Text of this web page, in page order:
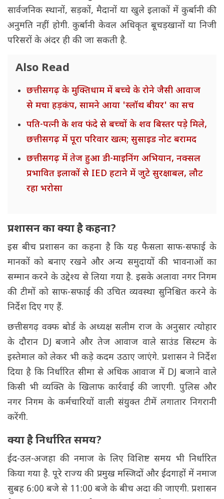
सार्वजनिक स्थानों, सड़कों, मैदानों या खुले इलाकों में कुर्बानी की
अनुमति नहीं होगी. कुर्बानी केवल अधिकृत बूचड़खानों या निजी
परिसरों के अंदर ही की जा सकती है.
Also Read
छत्तीसगढ़ के मुक्तिधाम में बच्चे के रोने जैसी आवाज
से मचा हड़कंप, सामने आया 'स्लॉथ बीयर' का सच
पति-पत्नी के शव फंदे से बच्चों के शव बिस्तर पड़े मिले,
छत्तीसगढ़ में पूरा परिवार खत्म; सुसाइड नोट बरामद
छत्तीसगढ़ में तेज हुआ डी-माइनिंग अभियान, नक्सल
प्रभावित इलाकों से IED हटाने में जुटे सुरक्षाबल, लौट
रहा भरोसा
प्रशासन का क्या है कहना?
इस बीच प्रशासन का कहना है कि यह फैसला साफ-सफाई के
मानकों को बनाए रखने और अन्य समुदायों की भावनाओं का
सम्मान करने के उद्देश्य से लिया गया है. इसके अलावा नगर निगम
की टीमों को साफ-सफाई की उचित व्यवस्था सुनिश्चित करने के
निर्देश दिए गए हैं.
छत्तीसगढ़ वक्फ बोर्ड के अध्यक्ष सलीम राज के अनुसार त्योहार
के दौरान DJ बजाने और तेज आवाज वाले साउंड सिस्टम के
इस्तेमाल को लेकर भी कड़े कदम उठाए जाएंगे. प्रशासन ने निर्देश
दिया है कि निर्धारित सीमा से अधिक आवाज में DJ बजाने वाले
किसी भी व्यक्ति के खिलाफ कार्रवाई की जाएगी. पुलिस और
नगर निगम के कर्मचारियों वाली संयुक्त टीमें लगातार निगरानी
करेंगी.
क्या है निर्धारित समय?
ईद-उल-अजहा की नमाज के लिए विशिष्ट समय भी निर्धारित
किया गया है. पूरे राज्य की प्रमुख मस्जिदों और ईदगाहों में नमाज
सुबह 6:00 बजे से 11:00 बजे के बीच अदा की जाएगी. प्रशासन